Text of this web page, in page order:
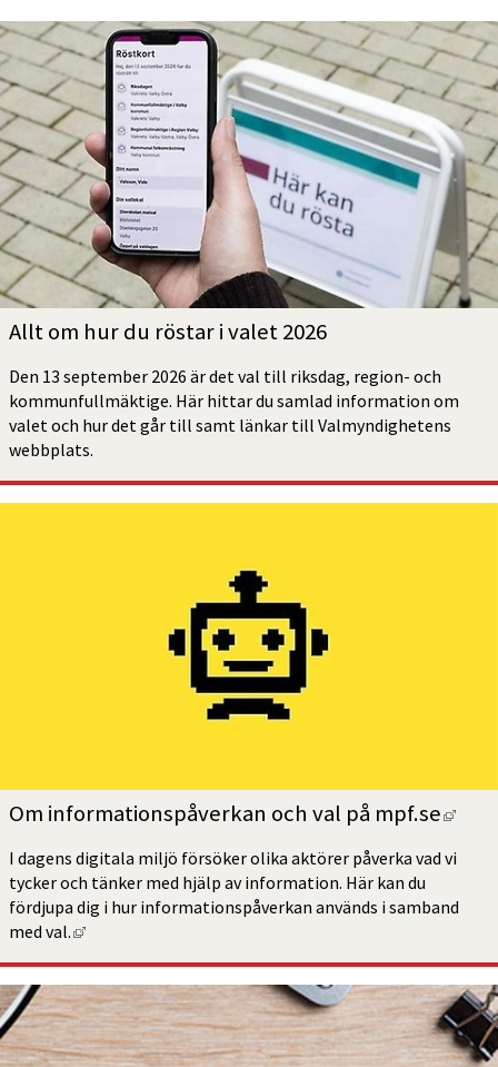
Allt om hur du röstar i valet 2026
Den 13 september 2026 är det val till riksdag, region- och
kommunfullmäktige. Här hittar du samlad information om
valet och hur det går till samt länkar till Valmyndighetens
webbplats.
Om informationspåverkan och val på mpf.se
I dagens digitala miljö försöker olika aktörer påverka vad vi
tycker och tänker med hjälp av information. Här kan du
fördjupa dig i hur informationspåverkan används i samband
med val.
Länk till annan webbplats, öppnas i nytt fönster.